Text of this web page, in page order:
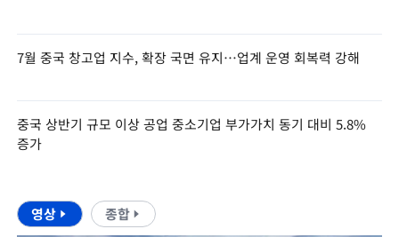
7월 중국 창고업 지수, 확장 국면 유지…업계 운영 회복력 강해
중국 상반기 규모 이상 공업 중소기업 부가가치 동기 대비 5.8%
증가
영상 종합